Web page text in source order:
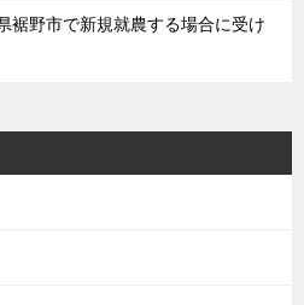
裾野市で新規就農する場合に受け